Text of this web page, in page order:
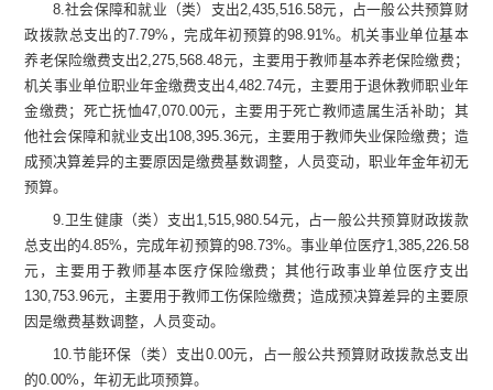
8.社会保障和就业（类）支出2,435,516.58元，占一般公共预算财
政拨款总支出的7.79% ，完成年初预算的98.91%。机关事业单位基本
养老保险缴费支出2,275,568.48元， 主要用于教师基本养老保险缴费 ；
机关事业单位职业年金缴费支出4,482.74元， 主要用于退休教师职业年
金缴费；死亡抚恤47,070.00元，主要用于死亡教师遗属生活补助 ； 其
他社会保障和就业支出108,395.36元， 主要用于教师失业保险缴费 ； 造
成预决算差异的主要原因是缴费基数调整，人员变动， 职业年金年初无
预算。
9.卫生健康（类）支出1,515,980.54元，占一般公共预算财政拨款
总支出的4.85% ，完成年初预算的98.73%。事业单位医疗1,385,226.58
元， 主要用于教师基本医疗保险缴费； 其他行政事业单位医疗支出
130,753.96元， 主要用于教师工伤保险缴费 ；造成预决算差异的主要原
因是缴费基数调整，人员变动。
10.节能环保（类）支出0.00元，占一般公共预算财政拨款总支出
的0.00% ，年初无此项预算。